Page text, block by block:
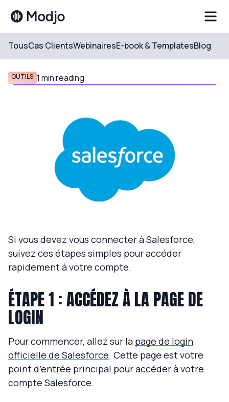
TousCas ClientsWebinairesE-book & TemplatesBlog
OUTILS 1 min reading
Si vous devez vous connecter à Salesforce,
suivez ces étapes simples pour accéder
rapidement à votre compte.
ÉTAPE 1 : ACCÉDEZ À LA PAGE DE
LOGIN
Pour commencer, allez sur la page de login
officielle de Salesforce. Cette page est votre
point d’entrée principal pour accéder à votre
compte Salesforce.